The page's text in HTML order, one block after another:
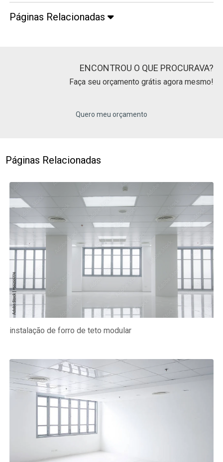
Páginas Relacionadas
ENCONTROU O QUE PROCURAVA?
Faça seu orçamento grátis agora mesmo!
Quero meu orçamento
Páginas Relacionadas
instalação de forro de teto modular